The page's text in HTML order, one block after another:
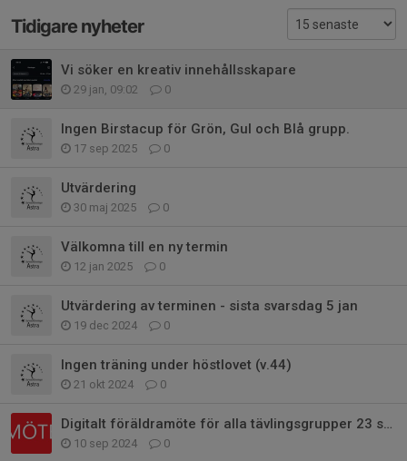
Tidigare nyheter
Vi söker en kreativ innehållsskapare
29 jan, 09:02 0
Ingen Birstacup för Grön, Gul och Blå grupp.
17 sep 2025 0
Utvärdering
30 maj 2025 0
Välkomna till en ny termin
12 jan 2025 0
Utvärdering av terminen - sista svarsdag 5 jan
19 dec 2024 0
Ingen träning under höstlovet (v.44)
21 okt 2024 0
Digitalt föräldramöte för alla tävlingsgrupper 23 sept
10 sep 2024 0